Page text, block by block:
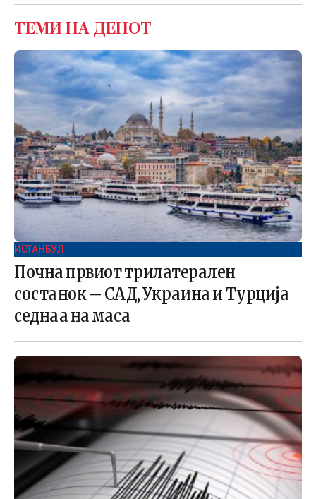
ТЕМИ НА ДЕНОТ
ИСТАНБУЛ
Почна првиот трилатерален
состанок – САД, Украина и Турција
седнаа на маса